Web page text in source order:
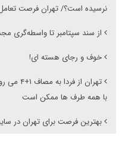
نرسیده است؟/ تهران فرصت تعامل
از سند سپتامبر تا واسطه‌گری
خوف و رجای هسته ای!
تهران
با همه طرف ها ممکن است
بهترین فرصت برای تهران در